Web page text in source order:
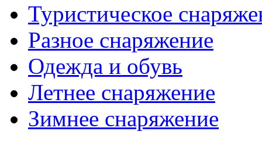
Туристическое
Разное снаряжение
Одежда и обувь
Летнее снаряжение
Зимнее снаряжение